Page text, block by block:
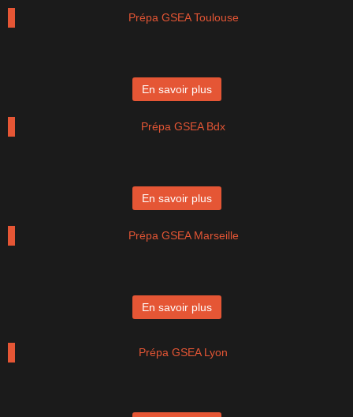
Prépa GSEA Toulouse
En savoir plus
Prépa GSEA Bdx
En savoir plus
Prépa GSEA Marseille
En savoir plus
Prépa GSEA Lyon